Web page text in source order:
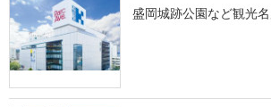
盛岡城跡公園など観光